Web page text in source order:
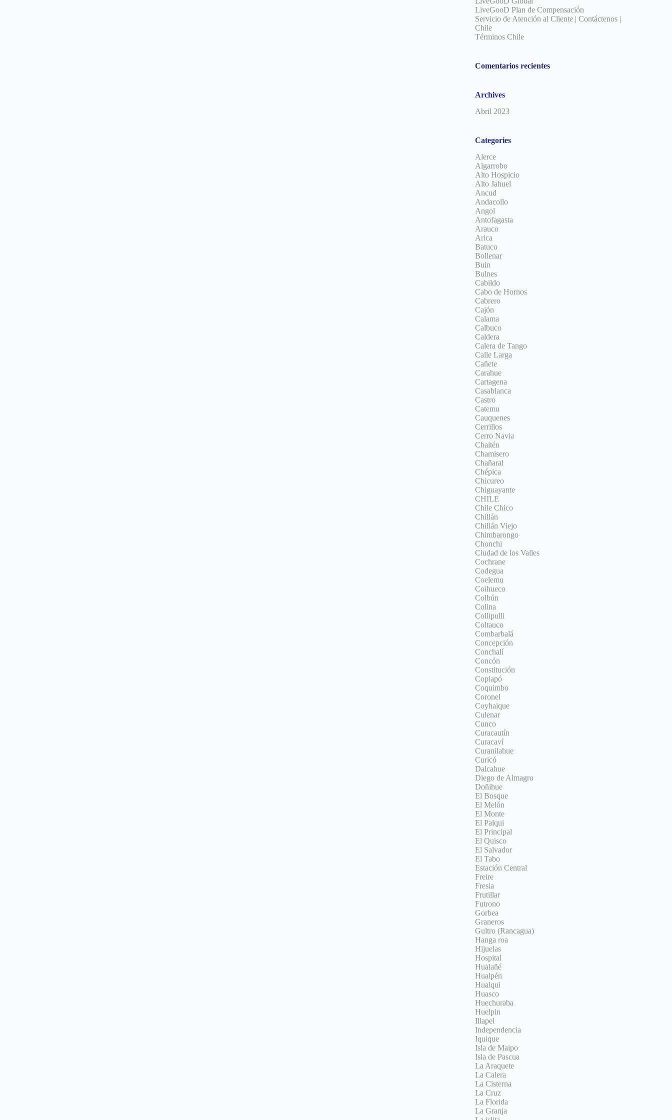
LiveGooD Plan de Compensación
Servicio de Atención al Cliente | Contáctenos |
Chile
Términos Chile
Comentarios recientes
Archives
Abril 2023
Categories
Alerce
Algarrobo
Alto Hospicio
Alto Jahuel
Ancud
Andacollo
Angol
Antofagasta
Arauco
Arica
Batuco
Bollenar
Buin
Bulnes
Cabildo
Cabo de Hornos
Cabrero
Cajón
Calama
Calbuco
Caldera
Calera de Tango
Calle Larga
Cañete
Carahue
Cartagena
Casablanca
Castro
Catemu
Cauquenes
Cerrillos
Cerro Navia
Chaitén
Chamisero
Chañaral
Chépica
Chicureo
Chiguayante
CHILE
Chile Chico
Chillán
Chillán Viejo
Chimbarongo
Chonchi
Ciudad de los Valles
Cochrane
Codegua
Coelemu
Coihueco
Colbún
Colina
Collipulli
Coltauco
Combarbalá
Concepción
Conchalí
Concón
Constitución
Copiapó
Coquimbo
Coronel
Coyhaique
Culenar
Cunco
Curacautín
Curacaví
Curanilahue
Curicó
Dalcahue
Diego de Almagro
Doñihue
El Bosque
El Melón
El Monte
El Palqui
El Principal
El Quisco
El Salvador
El Tabo
Estación Central
Freire
Fresia
Frutillar
Futrono
Gorbea
Graneros
Gultro (Rancagua)
Hanga roa
Hijuelas
Hospital
Hualañé
Hualpén
Hualqui
Huasco
Huechuraba
Huelpin
Illapel
Independencia
Iquique
Isla de Maipo
Isla de Pascua
La Araquete
La Calera
La Cisterna
La Cruz
La Florida
La Granja